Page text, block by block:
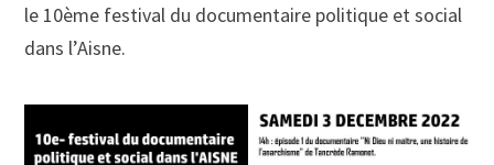
le 10ème festival du documentaire politique et social
dans l’Aisne.